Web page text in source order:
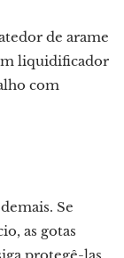
de arame
liquidificador
com
Se
as gotas